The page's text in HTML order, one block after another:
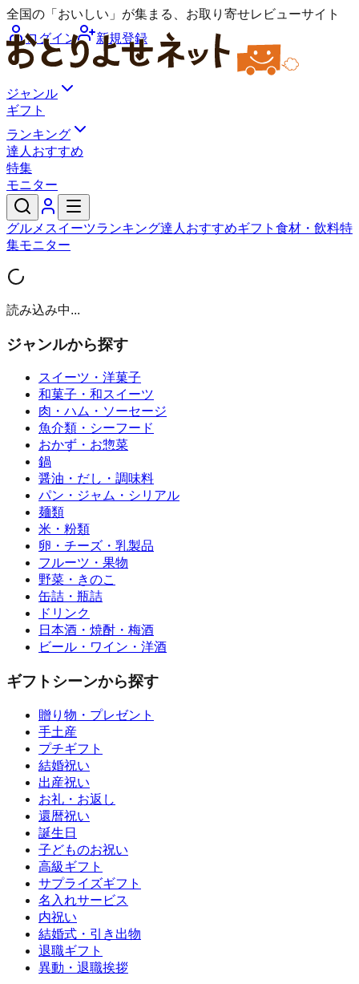
全国の「おいしい」が集まる、お取り寄せレビューサイト
ログイン
新規登録
ジャンル
ギフト
ランキング
達人おすすめ
特集
モニター
グルメ スイーツランキング達人おすすめギフト 食材・飲料特
集モニター
読み込み中...
ジャンルから探す
スイーツ・洋菓子
和菓子・和スイーツ
肉・ハム・ソーセージ
魚介類・シーフード
おかず・お惣菜
鍋
醤油・だし・調味料
パン・ジャム・シリアル
麺類
米・粉類
卵・チーズ・乳製品
フルーツ・果物
野菜・きのこ
缶詰・瓶詰
ドリンク
日本酒・焼酎・梅酒
ビール・ワイン・洋酒
ギフトシーンから探す
贈り物・プレゼント
手土産
プチギフト
結婚祝い
出産祝い
お礼・お返し
還暦祝い
誕生日
子どものお祝い
高級ギフト
サプライズギフト
名入れサービス
内祝い
結婚式・引き出物
退職ギフト
異動・退職挨拶